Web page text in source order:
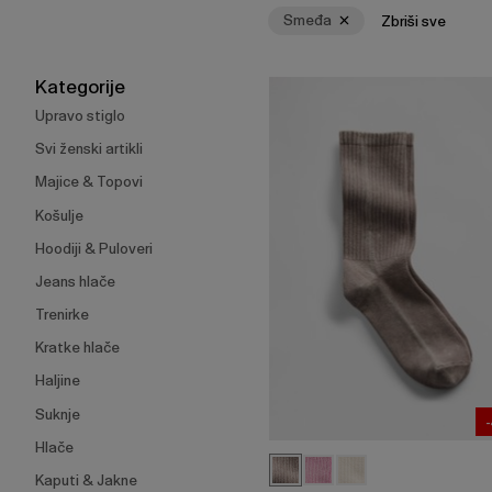
širenje
izbornika.
Smeđa Zbriši sve
Kategorije
Upravo stiglo
Svi ženski artikli
Majice & Topovi
Košulje
Hoodiji & Puloveri
Jeans hlače
Trenirke
Kratke hlače
Haljine
Suknje
Hlače
Kaputi & Jakne